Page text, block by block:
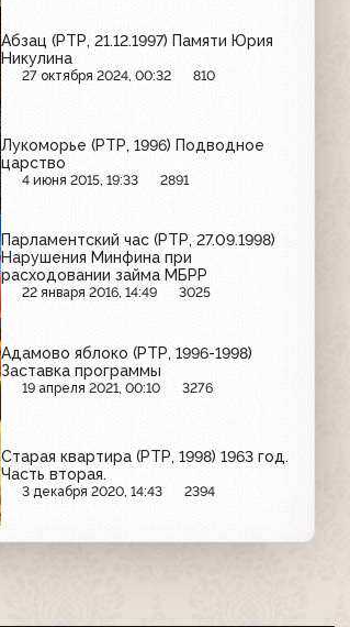
Абзац (РТР, 21.12.1997) Памяти Юрия
Никулина
27 октября 2024, 00:32 810
Лукоморье (РТР, 1996) Подводное
царство
4 июня 2015, 19:33 2891
Парламентский час (РТР, 27.09.1998)
Нарушения Минфина при
расходовании займа МБРР
22 января 2016, 14:49 3025
Адамово яблоко (РТР, 1996-1998)
Заставка программы
19 апреля 2021, 00:10 3276
Старая квартира (РТР, 1998) 1963 год.
Часть вторая.
3 декабря 2020, 14:43 2394